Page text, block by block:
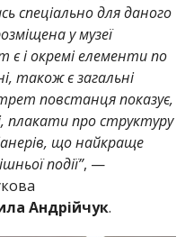
спеціально для даного
у музеї
є і окремі елементи по
також є загальні
повстанця показує,
плакати про структуру
що найкраще
події”, —
Андрійчук.